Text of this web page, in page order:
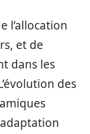
l’allocation
et de
dans les
des